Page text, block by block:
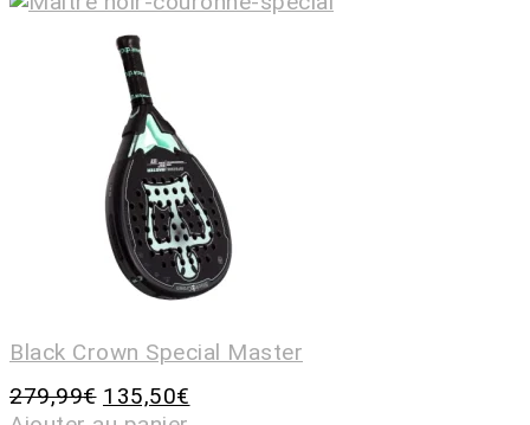
Black Crown Special Master
279,99€ 135,50€